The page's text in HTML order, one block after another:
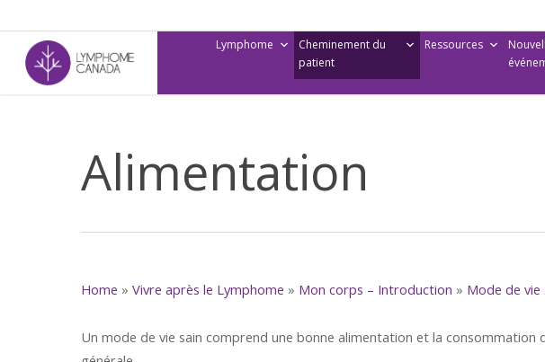
to
main
content
Lymphome
Cheminement du
patient
Ressources
Alimentation
Home » Vivre après le Lymphome » Mon corps – Introduction » Mode de vie
Un mode de vie sain comprend une bonne alimentation et la consommation